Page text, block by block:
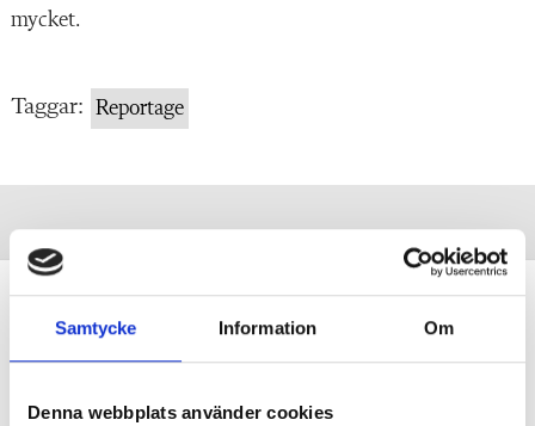
Samtycke Information Om
Denna webbplats använder cookies
mycket.
Taggar: Reportage
Hur hanterar jag ansvaret för barnens
säkerhet?
DILEMMATStudenten: ”Hur ska jag förhålla